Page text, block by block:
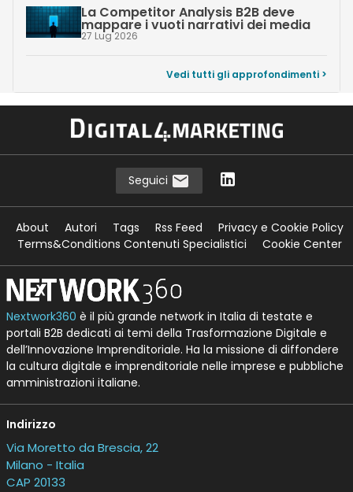
La Competitor Analysis B2B deve
mappare i vuoti narrativi dei media
27 Lug 2026
Vedi tutti gli approfondimenti >
Seguici
About Autori Tags Rss Feed
Privacy e Cookie Policy
Terms&Conditions Contenuti Specialistici
Cookie Center
Nextwork360 è il più grande network in Italia di testate e
portali B2B dedicati ai temi della Trasformazione Digitale e
dell’Innovazione Imprenditoriale. Ha la missione di diffondere
la cultura digitale e imprenditoriale nelle imprese e pubbliche
amministrazioni italiane.
Indirizzo
Via Moretto da Brescia, 22
Milano - Italia
CAP 20133